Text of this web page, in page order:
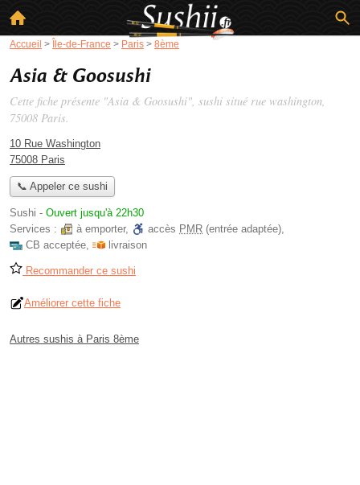
Accueil > Île-de-France > Paris > 8ème
Asia & Goosushi
Cette fiche présente "Asia & Goosushi", sushi situé rue washington,
75008 Paris.
10 Rue Washington
75008 Paris
📞 Appeler ce sushi
Sushi - Ouvert jusqu'à 22h30
Services :
à emporter, accès PMR (entrée adaptée),
CB acceptée, livraison
Recommander ce sushi
Améliorer cette fiche
Autres sushis à Paris 8ème